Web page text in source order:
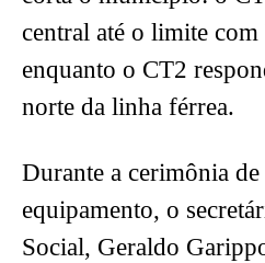
central até o limite
enquanto o CT2
norte da linha férrea.
Durante a cerimônia de
equipamento, o
Social, Geraldo